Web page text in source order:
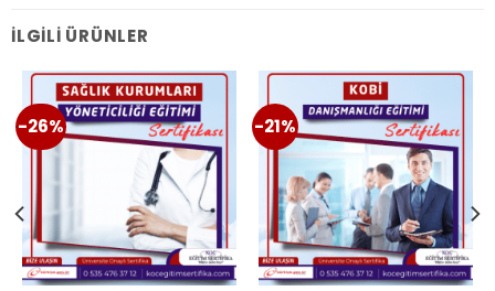
İLGILI ÜRÜNLER
-26% -21%